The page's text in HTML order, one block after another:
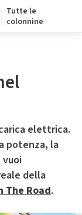
Tutte le
colonnine
elettrica.
potenza, la
vuoi
della
The Road.